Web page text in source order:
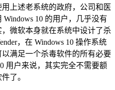
上述老系统的政府，公司和医
10 的用户，几乎没有
微软本身就在系统中设计了杀
，在 Windows 10 操作系统
满足一个杀毒软件的所有必要
用户来说，其实完全不需要额
了。